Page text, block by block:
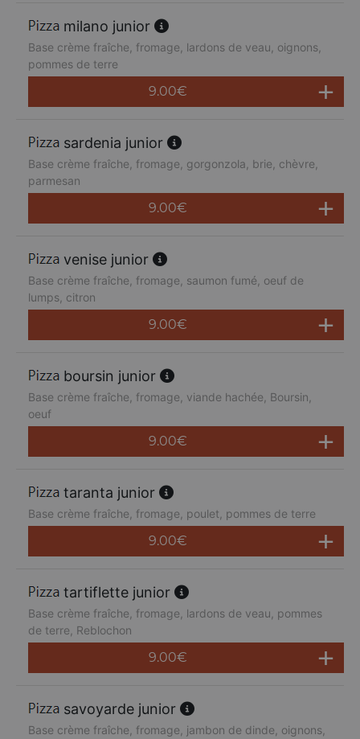
milano junior
Base crème fraîche, fromage, lardons de veau, oignons,
pommes de terre
9.00€
sardenia junior
Base crème fraîche, fromage, gorgonzola, brie, chèvre,
parmesan
9.00€
venise junior
Base crème fraîche, fromage, saumon fumé, oeuf de
lumps, citron
9.00€
boursin junior
Base crème fraîche, fromage, viande hachée, Boursin,
oeuf
9.00€
taranta junior
Base crème fraîche, fromage, poulet, pommes de terre
9.00€
tartiflette junior
Base crème fraîche, fromage, lardons de veau, pommes
de terre, Reblochon
9.00€
savoyarde junior
Base crème fraîche, fromage, jambon de dinde, oignons,